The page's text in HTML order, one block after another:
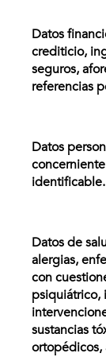
Datos
crediticio,
seguros,
referencias
Datos
identificable.
Datos de
alergias,
con
psiquiátrico,
sustancias
ortopédicos,